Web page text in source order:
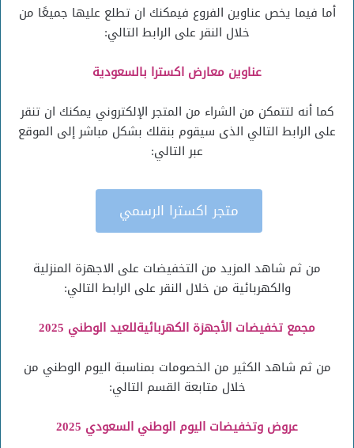
أما فيما يخص عناوين الفروع فيمكنك ان تطلع عليها جميعًا من
خلال النقر على الرابط التالي:
عناوين معارض اكسترا بالسعودية
كما أنه لتتمكن من الشراء من المتجر الإلكتروني يمكنك ان تنقر
على الرابط التالي الذى سيقوم بنقلك بشكل مباشر إلى الموقع
عبر التالي:
متجر اكسترا الرسمي
من ثم شاهد المزيد من التخفيضات على الاجهزة المنزلية
والكهربائية من خلال النقر على الرابط التالي:
مجمع تخفيضات الأجهزة الكهربائيةللعيد الوطني 2025
من ثم شاهد الكثير من الخصومات بمناسبة اليوم الوطني من
خلال متابعة القسم التالي:
عروض وتخفيضات اليوم الوطني السعودي 2025